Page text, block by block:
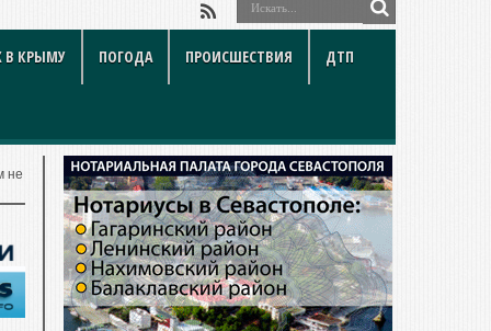
В КРЫМУ ПОГОДА ПРОИСШЕСТВИЯ ДТП
не